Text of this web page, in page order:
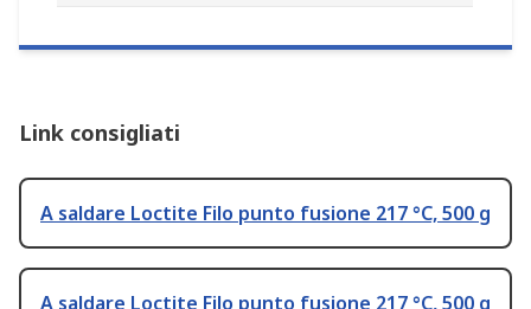
Link consigliati
A saldare Loctite Filo punto fusione 217 °C, 500 g
A saldare Loctite Filo punto fusione 217 °C, 500 g